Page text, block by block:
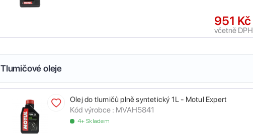
951 Kč
včetně DPH
Tlumičové oleje
Olej do tlumičů plně syntetický 1L - Motul Expert
Kód výrobce : MVAH5841
4+ Skladem